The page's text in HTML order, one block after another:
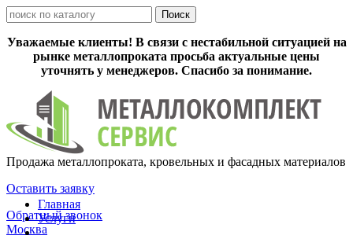
Уважаемые клиенты! В связи с нестабильной ситуацией на
рынке металлопроката просьба актуальные цены
уточнять у менеджеров. Спасибо за понимание.
Продажа металлопроката, кровельных и фасадных материалов
Оставить заявку
Обратный звонок
Москва
Главная
Услуги